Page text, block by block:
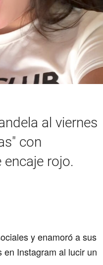
al viernes
con
rojo.
y enamoró a sus
Instagram al lucir un